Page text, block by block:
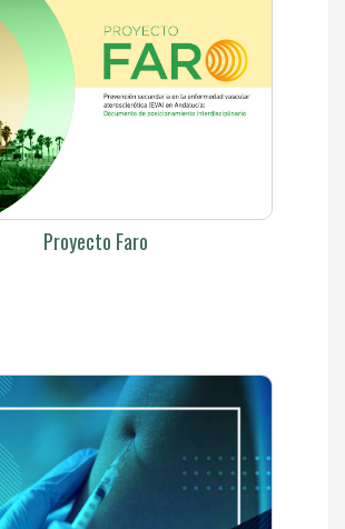
Proyecto Faro